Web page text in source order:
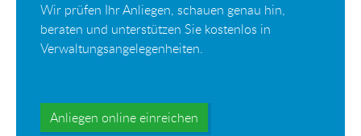
Wir prüfen Ihr Anliegen, schauen genau hin,
beraten und unterstützen Sie kostenlos in
Verwaltungsangelegenheiten.
Anliegen online einreichen